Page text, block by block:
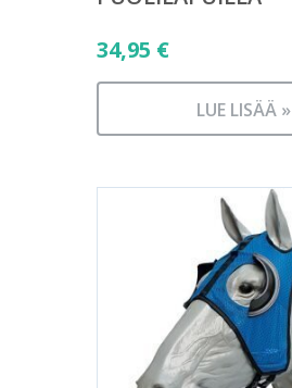
34,95 €
LUE LISÄÄ »